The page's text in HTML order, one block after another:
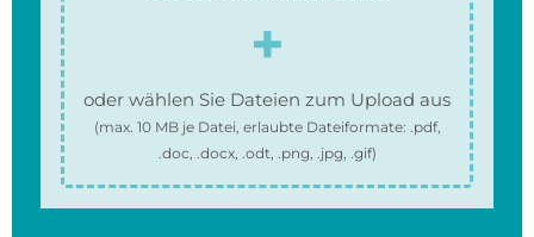
oder wählen Sie Dateien zum Upload aus
(max. 10 MBje Datei, erlaubte Dateiformate: .pdf,
.doc, .docx, .odt, .png, .jpg, .gif)